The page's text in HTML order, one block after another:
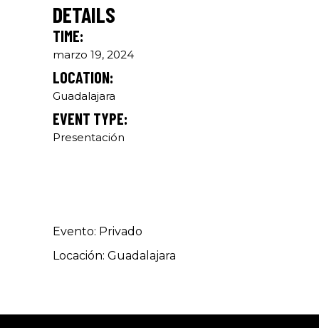
DETAILS
TIME:
marzo 19, 2024
LOCATION:
Guadalajara
EVENT TYPE:
Presentación
Evento: Privado
Locación: Guadalajara